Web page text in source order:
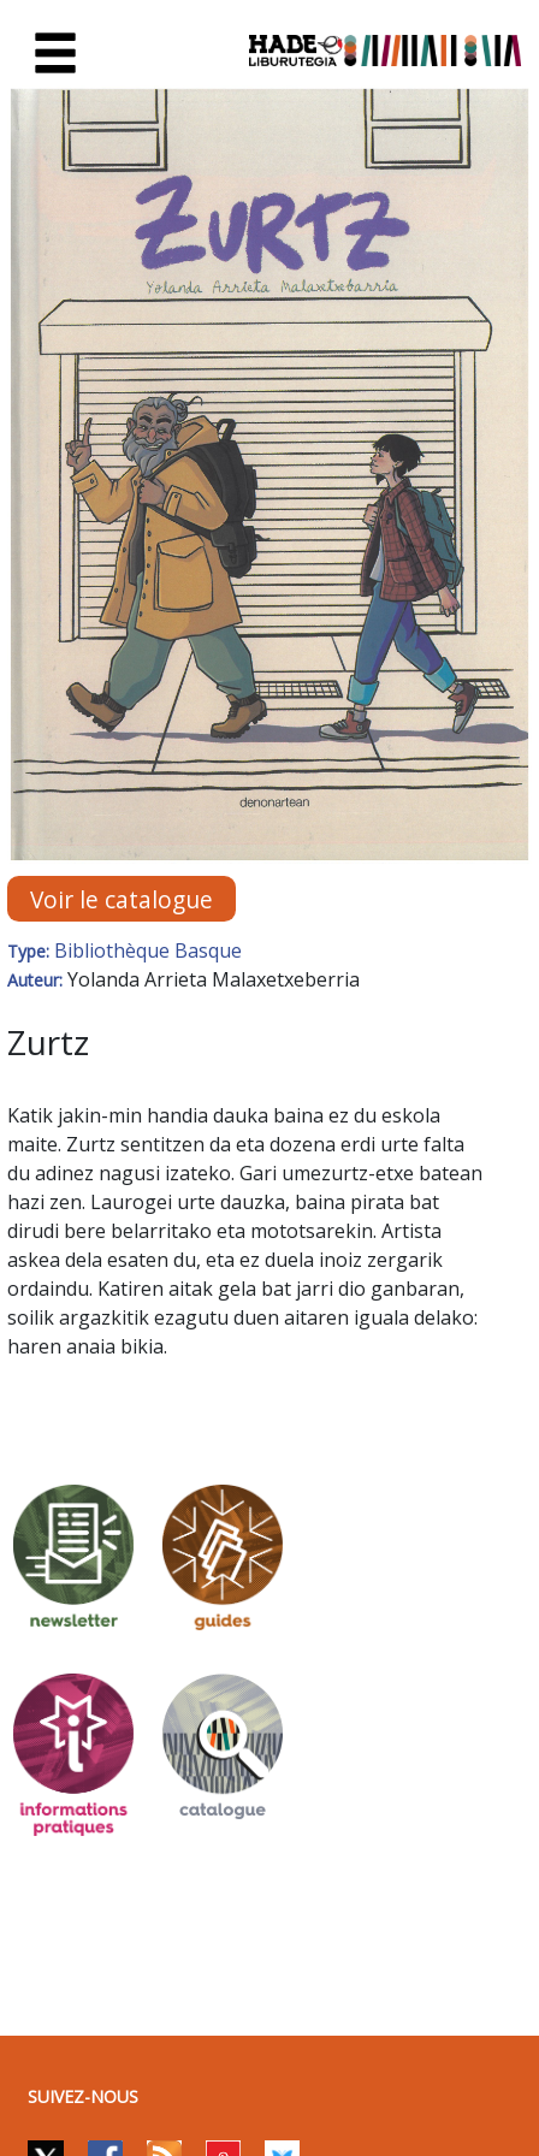
Fiche de Nouveaux Livres -
Voir le catalogue
Type: Bibliothèque Basque
Auteur: Yolanda Arrieta Malaxetxeberria
Zurtz
Katik jakin-min handia dauka baina ez du eskola
maite. Zurtz sentitzen da eta dozena erdi urte falta
du adinez nagusi izateko. Gari umezurtz-etxe batean
hazi zen. Laurogei urte dauzka, baina pirata bat
dirudi bere belarritako eta mototsarekin. Artista
askea dela esaten du, eta ez duela inoiz zergarik
ordaindu. Katiren aitak gela bat jarri dio ganbaran,
soilik argazkitik ezagutu duen aitaren iguala delako:
haren anaia bikia.
SUIVEZ-NOUS